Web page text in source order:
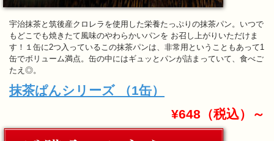
宇治抹茶と筑後産クロレラを使用した栄養たっぷりの抹茶パン。いつで
もどこでも焼きたて風味のやわらかいパンを お召し上がりいただけま
す！１缶に2つ入っているこの抹茶パンは、非常用ということもあって1
缶でボリューム満点。缶の中にはギュッとパンが詰まっていて、食べご
たえ◎。
抹茶ぱんシリーズ （1缶）
¥648（税込）～